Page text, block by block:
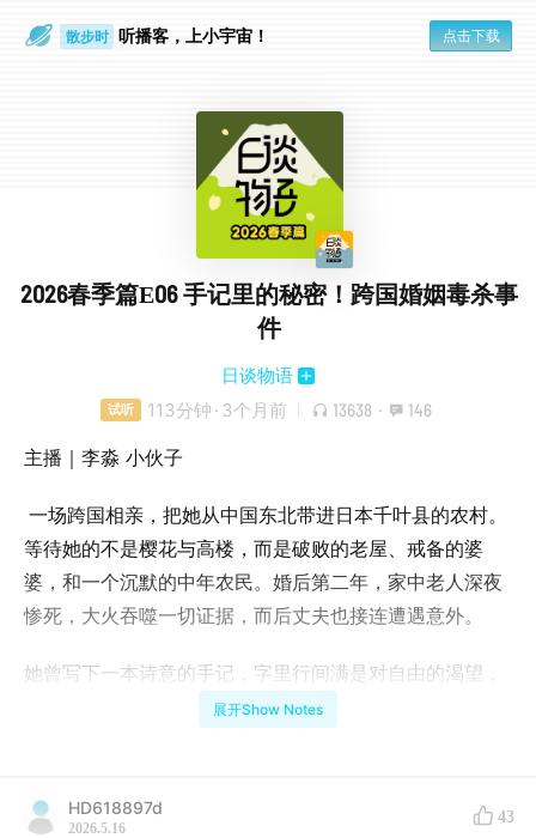
通勤路上 听播客，上小宇宙！ 点击下载
2026春季篇E06 手记里的秘密！跨国婚姻毒杀事
件
日谈物语
试听 113分钟 · 3个月前 13638 · 146
主播｜李淼 小伙子
一场跨国相亲，把她从中国东北带进日本千叶县的农村。
等待她的不是樱花与高楼，而是破败的老屋、戒备的婆
婆，和一个沉默的中年农民。婚后第二年，家中老人深夜
惨死，大火吞噬一切证据，而后丈夫也接连遭遇意外。
她曾写下一本诗意的手记，字里行间满是对自由的渴望，
在这些字句背后隐藏着何种真相呢？
关注「日谈公园」微信公众号，并且评论区留言点赞数最
展开Show Notes
HD618897d
2026.5.16
43